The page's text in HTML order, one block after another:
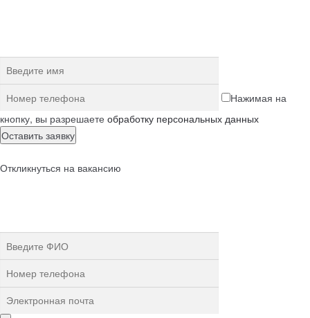
Нажимая на
кнопку, вы разрешаете обработку персональных данных
Откликнуться на вакансию